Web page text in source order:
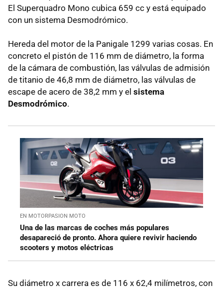
El Superquadro Mono cubica 659 cc y está equipado
con un sistema Desmodrómico.
Hereda del motor de la Panigale 1299 varias cosas. En
concreto el pistón de 116 mm de diámetro, la forma
de la cámara de combustión, las válvulas de admisión
de titanio de 46,8 mm de diámetro, las válvulas de
escape de acero de 38,2 mm y el sistema
Desmodrómico.
EN MOTORPASION MOTO
Una de las marcas de coches más populares
desapareció de pronto. Ahora quiere revivir haciendo
scooters y motos eléctricas
Su diámetro x carrera es de 116 x 62,4 milímetros, con